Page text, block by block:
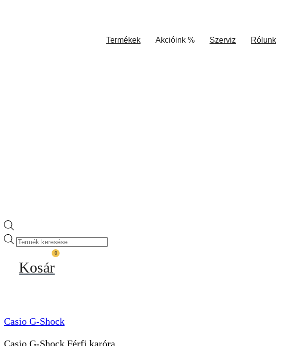
Termékek Akcióink % Szerviz Rólunk
Products
0
Kosár
Casio G-Shock
Casio G-Shock Férfi karóra